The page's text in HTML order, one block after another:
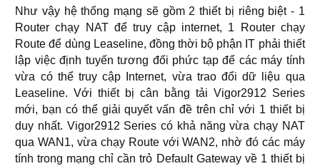
Như vậy hệ thống mạng sẽ gồm 2 thiết bị riêng biệt - 1
Router chạy NAT để truy cập internet, 1 Router chạy
Route để dùng Leaseline, đồng thời bộ phận IT phải thiết
lập việc định tuyến tương đối phức tạp để các máy tính
vừa có thể truy cập Internet, vừa trao đổi dữ liệu qua
Leaseline. Với thiết bị cân bằng tải Vigor2912 Series
mới, bạn có thể giải quyết vấn đề trên chỉ với 1 thiết bị
duy nhất. Vigor2912 Series có khả năng vừa chạy NAT
qua WAN1, vừa chạy Route với WAN2, nhờ đó các máy
tính trong mạng chỉ cần trỏ Default Gateway về 1 thiết bị